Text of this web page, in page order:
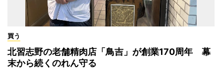
買う
北習志野の老舗精肉店「鳥吉」が創業170周年 幕
末から続くのれん守る